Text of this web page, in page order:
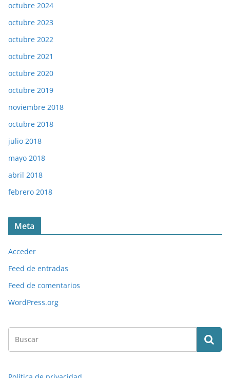
octubre 2024
octubre 2023
octubre 2022
octubre 2021
octubre 2020
octubre 2019
noviembre 2018
octubre 2018
julio 2018
mayo 2018
abril 2018
febrero 2018
Meta
Acceder
Feed de entradas
Feed de comentarios
WordPress.org